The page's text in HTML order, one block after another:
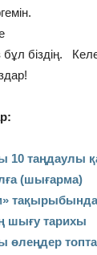
бұл біздің.
10 таңдаулы
(шығарма)
шығу тарихы
өлеңдер